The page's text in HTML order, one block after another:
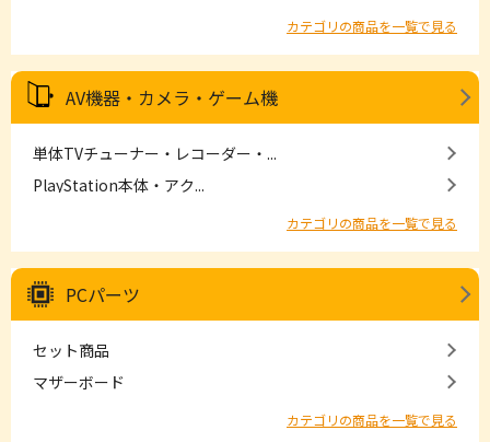
カテゴリの商品を一覧で見る
AV機器・カメラ・ゲーム機
単体TVチューナー・レコーダー・...
PlayStation本体・アク...
カテゴリの商品を一覧で見る
PCパーツ
セット商品
マザーボード
カテゴリの商品を一覧で見る